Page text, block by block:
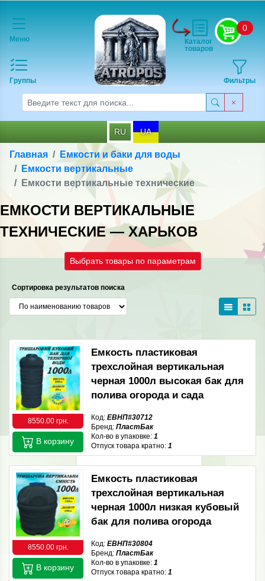
Меню
Группы
0
Фильтры
Каталог
товаров
RU UA
Главная
Емкости и баки для воды
Емкости вертикальные
Емкости вертикальные технические
ЕМКОСТИ ВЕРТИКАЛЬНЫЕ
ТЕХНИЧЕСКИЕ — ХАРЬКОВ
Выбрать товары по параметрам
Сортировка результатов поиска
8550.00 грн.
Емкость пластиковая
трехслойная вертикальная
черная 1000л высокая бак для
полива огорода и сада
Код: ЕВНП#30712
Бренд: ПластБак
Кол-во в упаковке: 1
Отпуск товара кратно: 1
В корзину
8550.00 грн.
Емкость пластиковая
трехслойная вертикальная
черная 1000л низкая кубовый
бак для полива огорода
Код: ЕВНП#30804
Бренд: ПластБак
Кол-во в упаковке: 1
Отпуск товара кратно: 1
В корзину